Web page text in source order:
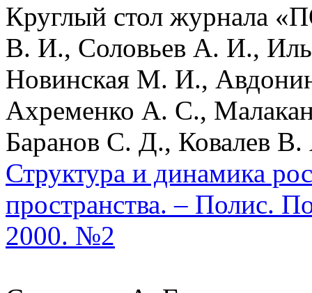
Круглый стол журнала
В. И., Соловьев А. И.,
Новинская М. И.,
Ахременко А. С.,
Баранов С. Д., Ковалев
Структура и динамика
пространства. – Полис.
2000. №2